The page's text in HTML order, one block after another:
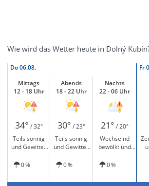
Wie wird das Wetter heute in Dolný
Do06.08. Fr
Mittags
12 - 18 Uhr
Abends
18 - 22 Uhr
Nachts
22 - 06 Uhr
34° / 32° 30° / 23° 21° / 20°
Teils sonnig
und Gewitter
Teils sonnig
und Gewitter
Wechselnd
bewölkt und
möglich
0 % 0 % 0 %